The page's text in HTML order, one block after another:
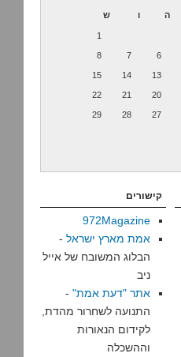
ה ו ש
1
6
7
8
13
14
15
20
21
22
27
28
29
קישורים
972Magazine
אמת מארץ ישראל -
הבלוג המשובח של אייל
ניב
אתר "דעת אמת" -
התנועה לשחרור מהדת,
לקידום הנאורות
וההשכלה